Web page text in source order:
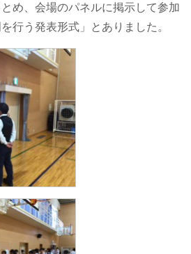
め、会場のパネルに掲示して参加
行う発表形式」とありました。